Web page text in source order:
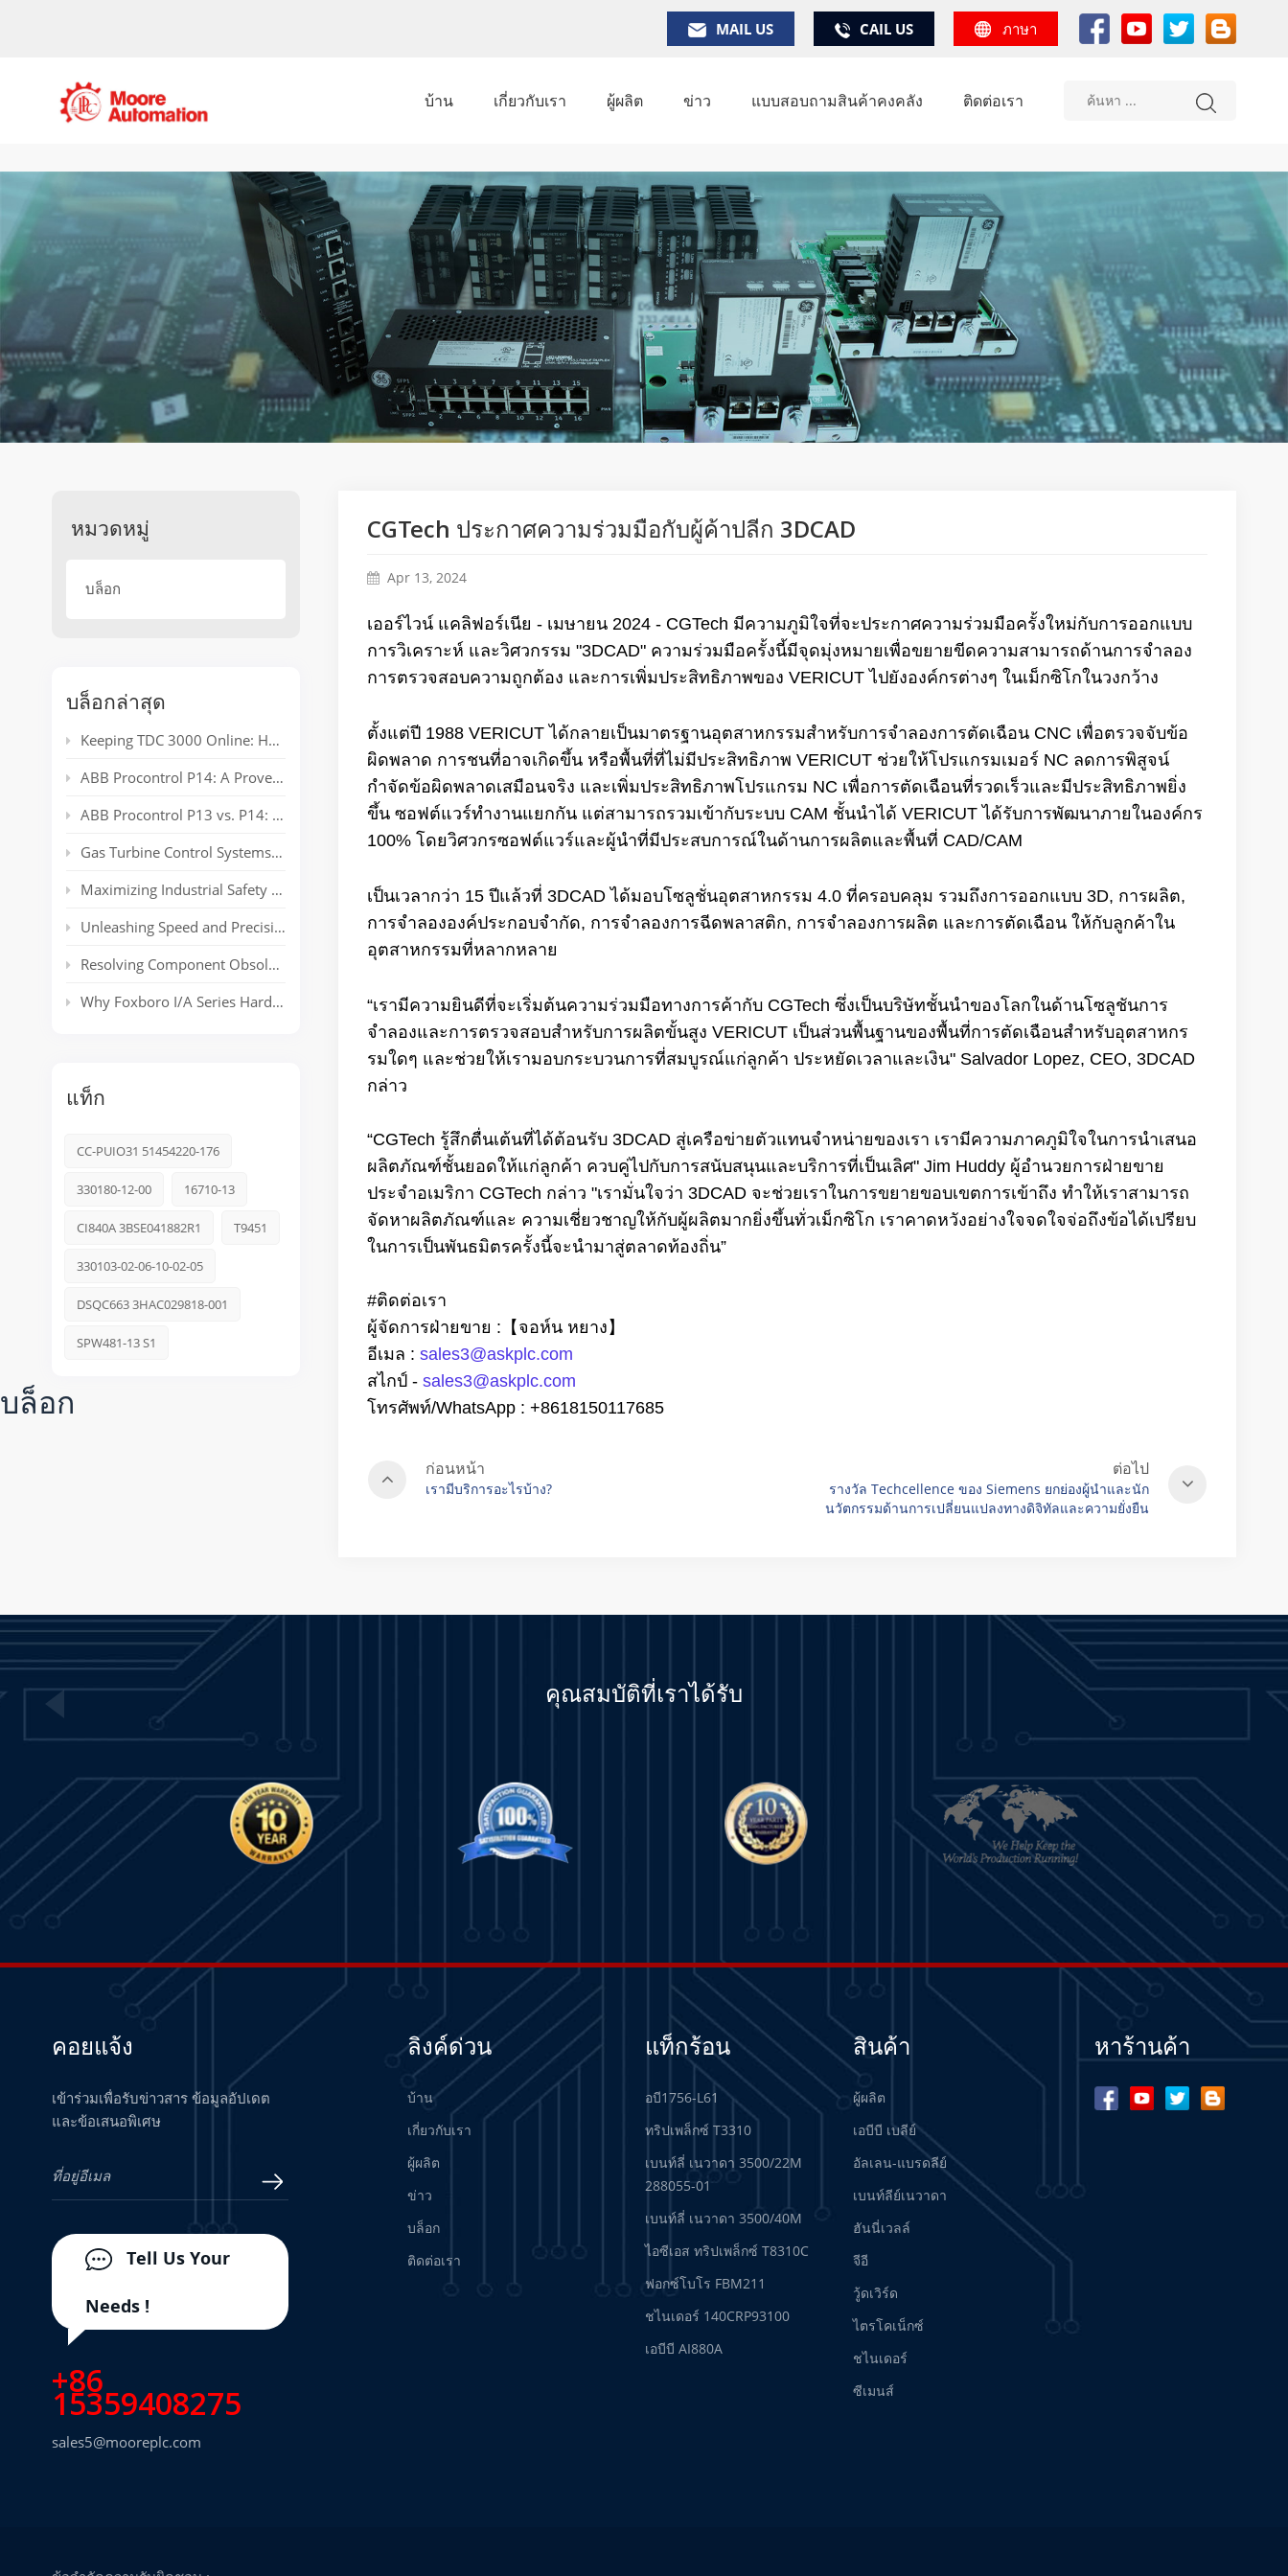
MAIL US CAIL US ภาษา
บ้าน เกี่ยวกับเรา ผู้ผลิต ข่าว แบบสอบถามสินค้าคงคลัง ติดต่อเรา
บล็อก บ้าน
หมวดหมู่
บล็อก
บล็อกล่าสุด
Keeping TDC 3000 Online: Honeywell EPLCG Gateway Compatibility, Specifications and Spare Parts
ABB Procontrol P14: A Proven Power Plant Automation System Supporting Reliable Generation for Decades
ABB Procontrol P13 vs. P14: Technical Comparison and Spare Parts Guide
Gas Turbine Control Systems: Common Automation Platforms and Spare Parts Used in Power Generation
Maximizing Industrial Safety and Connectivity with the HIMA HIMatrix Series
Unleashing Speed and Precision: The Power of ABB’s AC 800PEC Control System
Resolving Component Obsolescence in ICS Triplex Trusted® T8000 Series Safety Systems
Why Foxboro I/A Series Hardware Still Dominates Long-Life Process Plants
แท็ก
CC-PUIO31 51454220-176
330180-12-00 16710-13
CI840A 3BSE041882R1 T9451
330103-02-06-10-02-05
DSQC663 3HAC029818-001
SPW481-13 S1
CGTech ประกาศความร่วมมือกับผู้ค้าปลีก 3DCAD
Apr 13, 2024
เออร์ไวน์ แคลิฟอร์เนีย - เมษายน 2024 - CGTech มีความภูมิใจที่จะประกาศความร่วมมือครั้งใหม่กับการออกแบบ
การวิเคราะห์ และวิศวกรรม "3DCAD" ความร่วมมือครั้งนี้มีจุดมุ่งหมายเพื่อขยายขีดความสามารถด้านการจำลอง
การตรวจสอบความถูกต้อง และการเพิ่มประสิทธิภาพของ VERICUT ไปยังองค์กรต่างๆ ในเม็กซิโกในวงกว้าง
ตั้งแต่ปี 1988 VERICUT ได้กลายเป็นมาตรฐานอุตสาหกรรมสำหรับการจำลองการตัดเฉือน CNC เพื่อตรวจจับข้อ
ผิดพลาด การชนที่อาจเกิดขึ้น หรือพื้นที่ที่ไม่มีประสิทธิภาพ VERICUT ช่วยให้โปรแกรมเมอร์ NC ลดการพิสูจน์
กำจัดข้อผิดพลาดเสมือนจริง และเพิ่มประสิทธิภาพโปรแกรม NC เพื่อการตัดเฉือนที่รวดเร็วและมีประสิทธิภาพยิ่ง
ขึ้น ซอฟต์แวร์ทำงานแยกกัน แต่สามารถรวมเข้ากับระบบ CAM ชั้นนำได้ VERICUT ได้รับการพัฒนาภายในองค์กร
100% โดยวิศวกรซอฟต์แวร์และผู้นำที่มีประสบการณ์ในด้านการผลิตและพื้นที่ CAD/CAM
เป็นเวลากว่า 15 ปีแล้วที่ 3DCAD ได้มอบโซลูชั่นอุตสาหกรรม 4.0 ที่ครอบคลุม รวมถึงการออกแบบ 3D, การผลิต,
การจำลององค์ประกอบจำกัด, การจำลองการฉีดพลาสติก, การจำลองการผลิต และการตัดเฉือน ให้กับลูกค้าใน
อุตสาหกรรมที่หลากหลาย
“เรามีความยินดีที่จะเริ่มต้นความร่วมมือทางการค้ากับ CGTech ซึ่งเป็นบริษัทชั้นนำของโลกในด้านโซลูชันการ
จำลองและการตรวจสอบสำหรับการผลิตขั้นสูง VERICUT เป็นส่วนพื้นฐานของพื้นที่การตัดเฉือนสำหรับอุตสาหกร
รมใดๆ และช่วยให้เรามอบกระบวนการที่สมบูรณ์แก่ลูกค้า ประหยัดเวลาและเงิน" Salvador Lopez, CEO, 3DCAD
กล่าว
“CGTech รู้สึกตื่นเต้นที่ได้ต้อนรับ 3DCAD สู่เครือข่ายตัวแทนจำหน่ายของเรา เรามีความภาคภูมิใจในการนำเสนอ
ผลิตภัณฑ์ชั้นยอดให้แก่ลูกค้า ควบคู่ไปกับการสนับสนุนและบริการที่เป็นเลิศ" Jim Huddy ผู้อำนวยการฝ่ายขาย
ประจำอเมริกา CGTech กล่าว "เรามั่นใจว่า 3DCAD จะช่วยเราในการขยายขอบเขตการเข้าถึง ทำให้เราสามารถ
จัดหาผลิตภัณฑ์และ ความเชี่ยวชาญให้กับผู้ผลิตมากยิ่งขึ้นทั่วเม็กซิโก เราคาดหวังอย่างใจจดใจจ่อถึงข้อได้เปรียบ
ในการเป็นพันธมิตรครั้งนี้จะนำมาสู่ตลาดท้องถิ่น”
#ติดต่อเรา
ผู้จัดการฝ่ายขาย : 【 จอห์น หยาง 】
อีเมล : sales3@askplc.com
สไกป์ -sales3@askplc.com
โทรศัพท์/WhatsApp :+8618150117685
ก่อนหน้า
เรามีบริการอะไรบ้าง?
ต่อไป
รางวัล Techcellence ของ Siemens ยกย่องผู้นำและนัก
นวัตกรรมด้านการเปลี่ยนแปลงทางดิจิทัลและความยั่งยืน
คุณสมบัติที่เราได้รับ
คอยแจ้ง
เข้าร่วมเพื่อรับข่าวสาร ข้อมูลอัปเดต
และข้อเสนอพิเศษ
Tell Us Your
Needs !
+86
15359408275
sales5@mooreplc.com
ลิงค์ด่วน
บ้าน
เกี่ยวกับเรา
ผู้ผลิต
ข่าว
บล็อก
ติดต่อเรา
แท็กร้อน
อบี1756-L61
ทริปเพล็กซ์ T3310
เบนท์ลี่ เนวาดา 3500/22M
288055-01
เบนท์ลี่ เนวาดา 3500/40M
ไอซีเอส ทริปเพล็กซ์ T8310C
ฟอกซ์โบโร FBM211
ชไนเดอร์ 140CRP93100
เอบีบี AI880A
สินค้า
ผู้ผลิต
เอบีบี เบลีย์
อัลเลน-แบรดลีย์
เบนท์ลีย์เนวาดา
ฮันนี่เวลล์
จีอี
วู้ดเวิร์ด
ไตรโคเน็กซ์
ชไนเดอร์
ซีเมนส์
หาร้านค้า